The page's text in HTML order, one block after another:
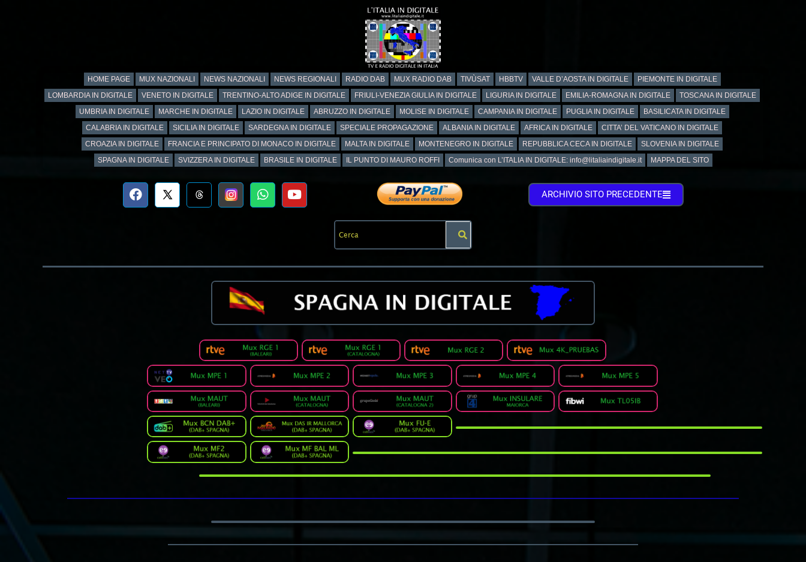
HOME PAGE MUX NAZIONALI NEWS NAZIONALI NEWS REGIONALI RADIO DAB MUX RADIO DAB TIVÙSAT HBBTV VALLE D’AOSTA IN DIGITALE
PIEMONTE IN DIGITALE
LOMBARDIA IN DIGITALE
VENETO IN DIGITALE TRENTINO-ALTO ADIGE IN DIGITALE FRIULI-VENEZIA GIULIA IN DIGITALE LIGURIA IN DIGITALE EMILIA-ROMAGNA IN DIGITALE
TOSCANA IN DIGITALE
UMBRIA IN DIGITALE
MARCHE IN DIGITALE LAZIO IN DIGITALE ABRUZZO IN DIGITALE MOLISE IN DIGITALE CAMPANIA IN DIGITALE PUGLIA IN DIGITALE
BASILICATA IN DIGITALE
CALABRIA IN DIGITALE
SICILIA IN DIGITALE SARDEGNA IN DIGITALE SPECIALE PROPAGAZIONE ALBANIA IN DIGITALE AFRICA IN DIGITALE
CITTA’ DEL VATICANO IN DIGITALE
CROAZIA IN DIGITALE
FRANCIA E PRINCIPATO DI MONACO IN DIGITALE MALTA IN DIGITALE MONTENEGRO IN DIGITALE REPUBBLICA CECA IN DIGITALE
SLOVENIA IN DIGITALE
SPAGNA IN DIGITALE
SVIZZERA IN DIGITALE BRASILE IN DIGITALE IL PUNTO DI MAURO ROFFI Comunica con L’ITALIA IN DIGITALE: info@litaliaindigitale.it MAPPA DEL SITO
ARCHIVIO SITO PRECEDENTE